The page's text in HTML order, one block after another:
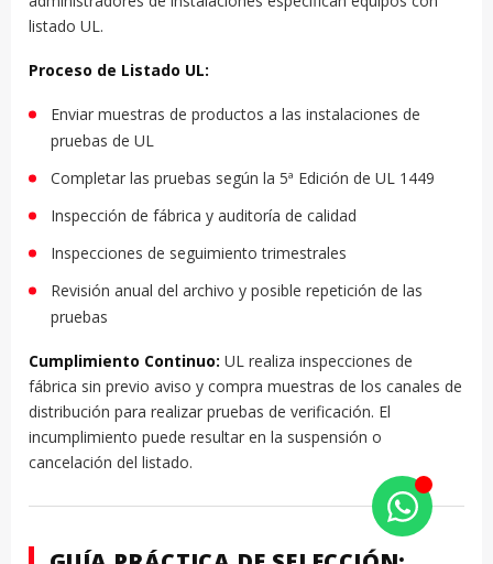
listado UL.
Proceso de Listado UL:
Enviar muestras de productos a las instalaciones de
pruebas de UL
Completar las pruebas según la 5ª Edición de UL 1449
Inspección de fábrica y auditoría de calidad
Inspecciones de seguimiento trimestrales
Revisión anual del archivo y posible repetición de las
pruebas
Cumplimiento Continuo: UL realiza inspecciones de
fábrica sin previo aviso y compra muestras de los canales de
distribución para realizar pruebas de verificación. El
incumplimiento puede resultar en la suspensión o
cancelación del listado.